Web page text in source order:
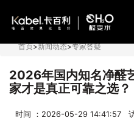
首页>新闻动态>专家答疑
2026年国内知名净醛
家才是真正可靠之选？
时间 ：2026-05-29 14:41:57 访